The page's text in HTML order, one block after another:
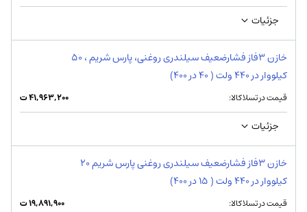
جزئیات
خازن 3فاز فشارضعیف سیلندری روغنی، پارس شریم ، 50
کیلووار در 440 ولت ( 40 در 400)
قیمت در تسلاکالا: ۴۱,۹۶۳,۲۰۰ت
جزئیات
خازن 3فاز فشارضعیف سیلندری روغنی پارس شریم 20
کیلووار در 440 ولت ( 15 در 400)
قیمت در تسلاکالا: ۱۹,۸۹۱,۹۰۰ت